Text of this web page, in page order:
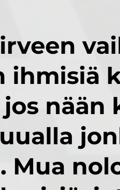
nään
Mua